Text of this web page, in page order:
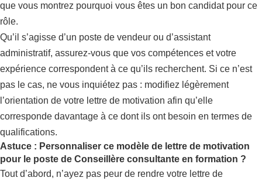
que vous montrez pourquoi vous êtes un bon candidat pour ce
rôle.
Qu’il s’agisse d’un poste de vendeur ou d’assistant
administratif, assurez-vous que vos compétences et votre
expérience correspondent à ce qu’ils recherchent. Si ce n’est
pas le cas, ne vous inquiétez pas : modifiez légèrement
l’orientation de votre lettre de motivation afin qu’elle
corresponde davantage à ce dont ils ont besoin en termes de
qualifications.
Astuce : Personnaliser ce modèle de lettre de motivation
pour le poste de Conseillère consultante en formation ?
Tout d’abord, n’ayez pas peur de rendre votre lettre de